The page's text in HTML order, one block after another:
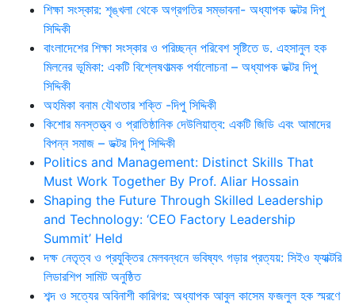
শিক্ষা সংস্কার: শৃঙ্খলা থেকে অগ্রগতির সম্ভাবনা- অধ্যাপক ডক্টর দিপু
সিদ্দিকী
বাংলাদেশের শিক্ষা সংস্কার ও পরিচ্ছন্ন পরিবেশ সৃষ্টিতে ড. এহসানুল হক
মিলনের ভূমিকা: একটি বিশ্লেষণাত্মক পর্যালোচনা – অধ্যাপক ডক্টর দিপু
সিদ্দিকী
অহমিকা বনাম যৌথতার শক্তি -দিপু সিদ্দিকী
কিশোর মনস্তত্ত্ব ও প্রাতিষ্ঠানিক দেউলিয়াত্ব: একটি জিডি এবং আমাদের
বিপন্ন সমাজ – ডক্টর দিপু সিদ্দিকী
Politics and Management: Distinct Skills That
Must Work Together By Prof. Aliar Hossain
Shaping the Future Through Skilled Leadership
and Technology: ‘CEO Factory Leadership
Summit’ Held
দক্ষ নেতৃত্ব ও প্রযুক্তির মেলবন্ধনে ভবিষ্যৎ গড়ার প্রত্যয়: সিইও ফ্যাক্টরি
লিডারশিপ সামিট অনুষ্ঠিত
শব্দ ও সত্যের অবিনাশী কারিগর: অধ্যাপক আবুল কাসেম ফজলুল হক স্মরণে